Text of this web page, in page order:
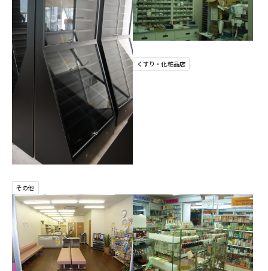
その他
くすり・化粧品店